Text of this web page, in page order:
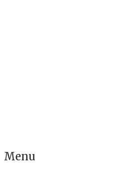
Menu